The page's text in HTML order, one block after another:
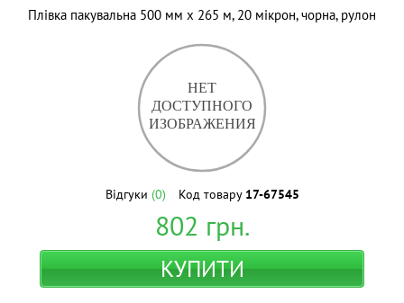
Плівка пакувальна 500 мм x 265 м, 20 мікрон, чорна, рулон
Відгуки (0) Код товару 17-67545
802 грн.
КУПИТИ